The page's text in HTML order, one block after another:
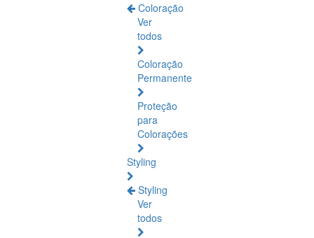
Coloração
Ver
todos
Coloração
Permanente
Proteção
para
Colorações
Styling
Styling
Ver
todos